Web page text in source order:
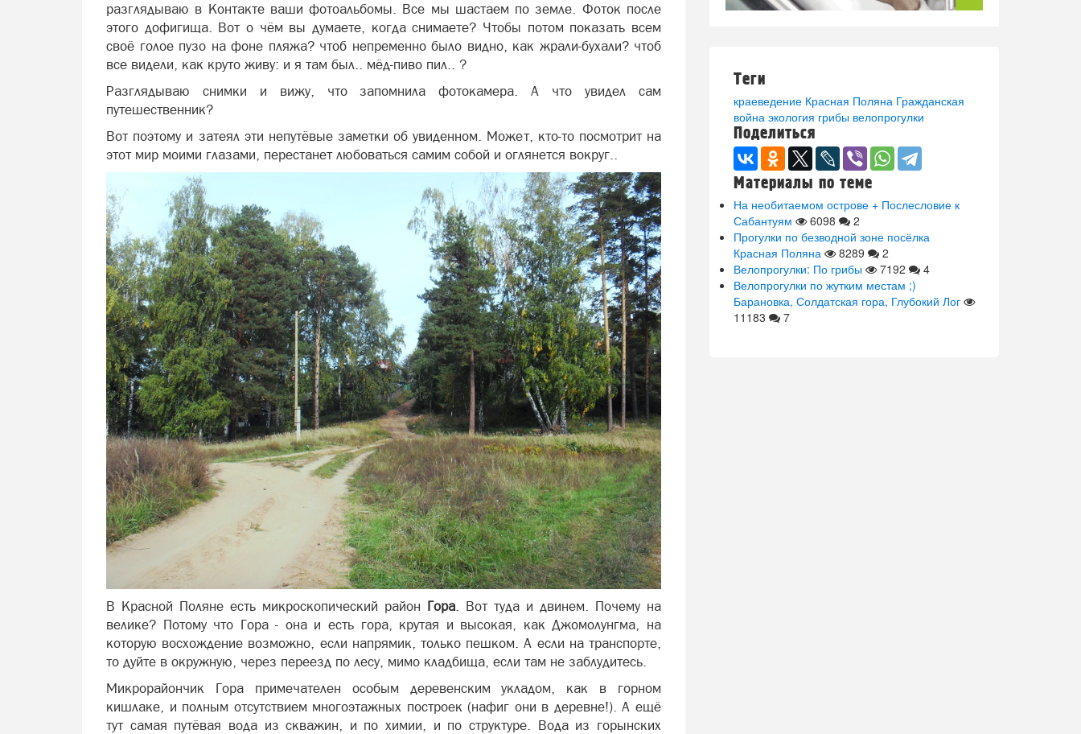
разглядываю в Контакте ваши фотоальбомы. Все мы шастаем по земле. Фоток после
этого дофигища. Вот о чём вы думаете, когда снимаете? Чтобы потом показать всем
своё голое пузо на фоне пляжа? чтоб непременно было видно, как жрали-бухали? чтоб
все видели, как круто живу: и я там был.. мёд-пиво пил.. ?
Разглядываю снимки и вижу, что запомнила фотокамера. А что увидел сам
путешественник?
Вот поэтому и затеял эти непутёвые заметки об увиденном. Может, кто-то посмотрит на
этот мир моими глазами, перестанет любоваться самим собой и оглянется вокруг..
В Красной Поляне есть микроскопический район Гора . Вот туда и двинем. Почему на
велике? Потому что Гора - она и есть гора, крутая и высокая, как Джомолунгма, на
которую восхождение возможно, если напрямик, только пешком. А если на транспорте,
то дуйте в окружную, через переезд по лесу, мимо кладбища, если там не заблудитесь.
Микрорайончик Гора примечателен особым деревенским укладом, как в горном
кишлаке, и полным отсутствием многоэтажных построек (нафиг они в деревне!). А ещё
тут самая путёвая вода из скважин, и по химии, и по структуре. Вода из горынских
Теги
краеведение Красная Поляна Гражданская
война экология грибы велопрогулки
Поделиться
Материалы по теме
На необитаемом острове + Послесловие к
Сабантуям
6098
2
Прогулки по безводной зоне посёлка
Красная Поляна
8289
2
Велопрогулки: По грибы
7192
4
Велопрогулки по жутким местам ;)
Барановка, Солдатская гора, Глубокий Лог
11183
7